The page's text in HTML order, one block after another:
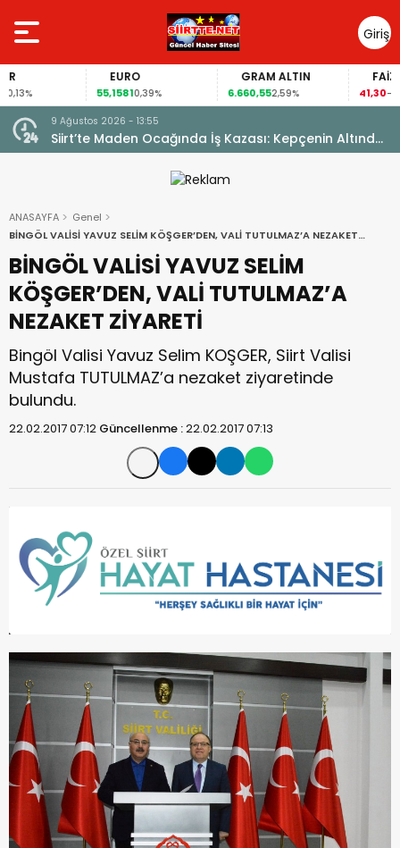
Giriş
Yap
EURO
55,15810,39%
GRAM ALTIN
6.660,552,59%
FAİZ
41,30-0,55%
Altında
9 Ağustos 2026 - 13:50
Rektörümüz Prof. Dr. Nihat Şındak, Fıstık
İhtisaslaşma Sahalarında İncelemelerde
ANASAYFA
Genel
BİNGÖL VALİSİ YAVUZ SELİM KÖŞGER’DEN, VALİ TUTULMAZ’A NEZAKET
ZİYARETİ
BİNGÖL VALİSİ YAVUZ SELİM
KÖŞGER’DEN, VALİ TUTULMAZ’A
NEZAKET ZİYARETİ
Bingöl Valisi Yavuz Selim KOŞGER, Siirt Valisi
Mustafa TUTULMAZ’a nezaket ziyaretinde
bulundu.
22.02.2017 07:12 Güncellenme :22.02.2017 07:13